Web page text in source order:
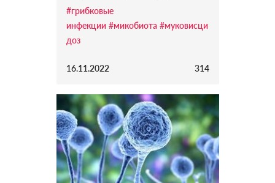
#грибковые
инфекции #микобиота #муковисци
доз
16.11.2022 314